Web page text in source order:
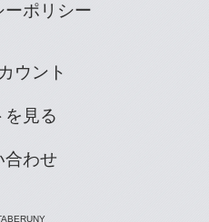
ーポリシー
ウント
を見る
合わせ